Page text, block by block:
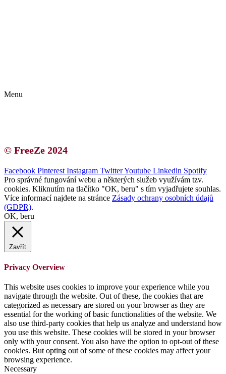
Menu
© FreeZe 2024
Facebook Pinterest Instagram TwitterYoutube Linkedin Spotify
Pro správné fungování webu a některých služeb využívám tzv.
cookies. Kliknutím na tlačítko "OK, beru" s tím vyjadřujete souhlas.
Více informací najdete na stránce Zásady ochrany osobních údajů
(GDPR).
OK, beru
Zavřít
Privacy Overview
This website uses cookies to improve your experience while you
navigate through the website. Out of these, the cookies that are
categorized as necessary are stored on your browser as they are
essential for the working of basic functionalities of the website. We
also use third-party cookies that help us analyze and understand how
you use this website. These cookies will be stored in your browser
only with your consent. You also have the option to opt-out of these
cookies. But opting out of some of these cookies may affect your
browsing experience.
Necessary